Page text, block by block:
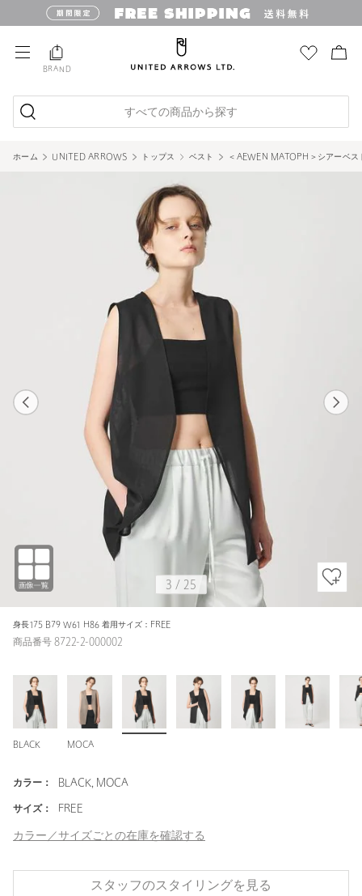
BRAND
すべての商品から探す
ホーム UNITED ARROWS トップス ベスト ＜AEWEN MATOPH＞シアーベス
身長175 B79 W61 H86 着用サイズ：FREE
3 / 25
商品番号 8722-2-000002
BLACK MOCA
カラー： BLACK, MOCA
サイズ： FREE
カラー／サイズごとの在庫を確認する
スタッフのスタイリングを見る
1